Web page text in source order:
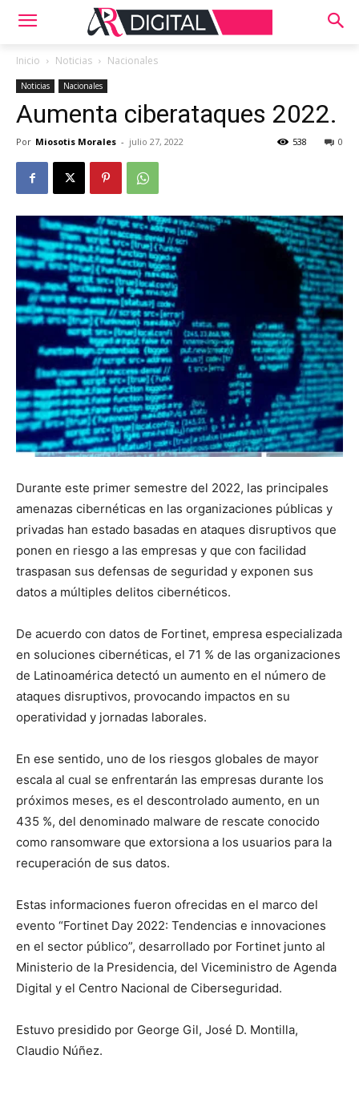
Inicio Noticias Nacionales
Noticias Nacionales
Aumenta ciberataques 2022.
Por Miosotis Morales - julio 27, 2022 0
538
Durante este primer semestre del 2022, las principales
amenazas cibernéticas en las organizaciones públicas y
privadas han estado basadas en ataques disruptivos que
ponen en riesgo a las empresas y que con facilidad
traspasan sus defensas de seguridad y exponen sus
datos a múltiples delitos cibernéticos.
De acuerdo con datos de Fortinet, empresa especializada
en soluciones cibernéticas, el 71 % de las organizaciones
de Latinoamérica detectó un aumento en el número de
ataques disruptivos, provocando impactos en su
operatividad y jornadas laborales.
En ese sentido, uno de los riesgos globales de mayor
escala al cual se enfrentarán las empresas durante los
próximos meses, es el descontrolado aumento, en un
435 %, del denominado malware de rescate conocido
como ransomware que extorsiona a los usuarios para la
recuperación de sus datos.
Estas informaciones fueron ofrecidas en el marco del
evento “Fortinet Day 2022: Tendencias e innovaciones
en el sector público”, desarrollado por Fortinet junto al
Ministerio de la Presidencia, del Viceministro de Agenda
Digital y el Centro Nacional de Ciberseguridad.
Estuvo presidido por George Gil, José D. Montilla,
Claudio Núñez.